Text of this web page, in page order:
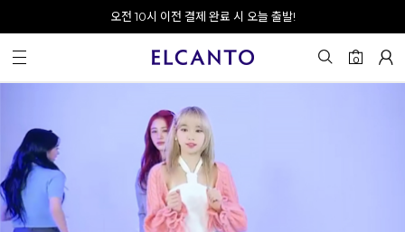
오전 10시 이전 결제 완료 시 오늘 출발!
회원가입 시 최대 20% 쿠폰 지급
0